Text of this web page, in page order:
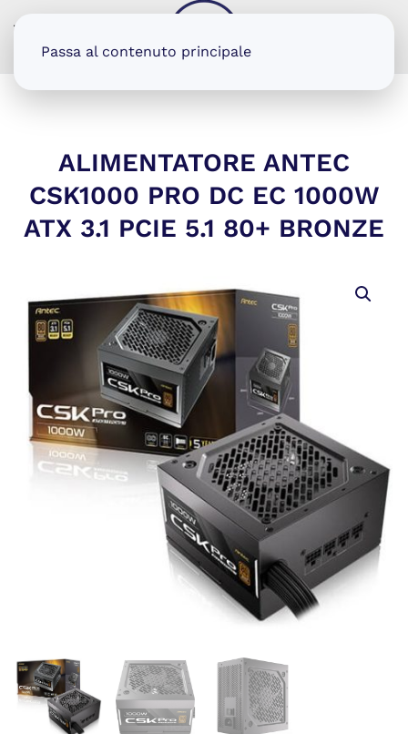
Passa al contenuto principale
ALIMENTATORE ANTEC
CSK1000 PRO DC EC 1000W
ATX 3.1 PCIE 5.1 80+ BRONZE